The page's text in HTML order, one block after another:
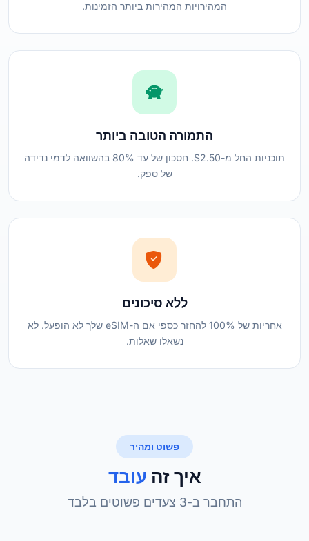
המהירויות המהירות ביותר הזמינות.
התמורה הטובה ביותר
תוכניות החל מ-$2.50. חסכון של עד 80% בהשוואה לדמי נדידה
של ספק.
ללא סיכונים
אחריות של 100% להחזר כספי אם ה-eSIM שלך לא הופעל. לא
נשאלו שאלות.
פשוט ומהיר
איך זה עובד
התחבר ב-3 צעדים פשוטים בלבד